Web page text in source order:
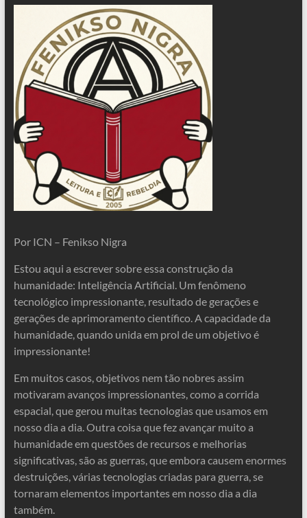
Por ICN – Fenikso Nigra
Estou aqui a escrever sobre essa construção da
humanidade: Inteligência Artificial. Um fenômeno
tecnológico impressionante, resultado de gerações e
gerações de aprimoramento científico. A capacidade da
humanidade, quando unida em prol de um objetivo é
impressionante!
Em muitos casos, objetivos nem tão nobres assim
motivaram avanços impressionantes, como a corrida
espacial, que gerou muitas tecnologias que usamos em
nosso dia a dia. Outra coisa que fez avançar muito a
humanidade em questões de recursos e melhorias
significativas, são as guerras, que embora causem enormes
destruições, várias tecnologias criadas para guerra, se
tornaram elementos importantes em nosso dia a dia
também.